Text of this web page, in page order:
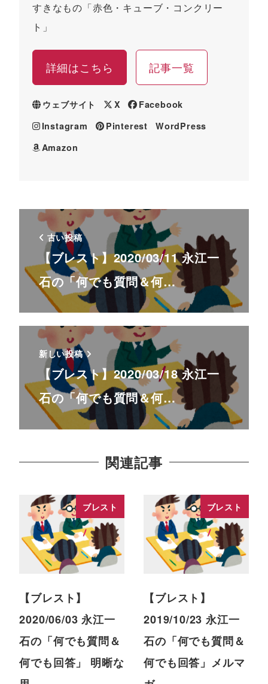
すきなもの「赤色・キューブ・コンクリー
ト」
詳細はこちら 記事一覧
ウェブサイト X
Facebook
Instagram
Pinterest
WordPress
Amazon
古い投稿
【ブレスト】2020/03/11 永江一
石の「何でも質問＆何…
新しい投稿
【ブレスト】2020/03/18 永江一
石の「何でも質問＆何…
関連記事
ブレスト
【ブレスト】
2020/06/03 永江一
石の「何でも質問＆
何でも回答」 明晰な
ブレスト
【ブレスト】
2019/10/23 永江一
石の「何でも質問＆
何でも回答」メルマ